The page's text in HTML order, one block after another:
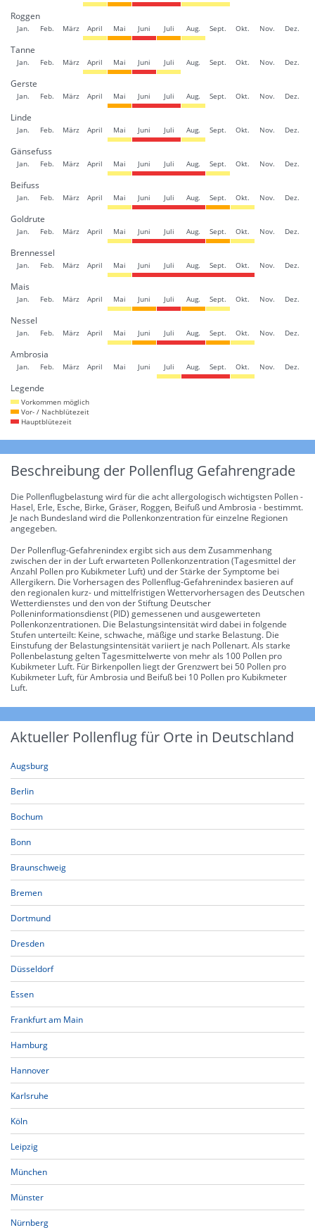
Roggen
Jan. Feb. März April Mai Juni Juli Aug. Sept. Okt. Nov. Dez.
Tanne
Jan. Feb. März April Mai Juni Juli Aug. Sept. Okt. Nov. Dez.
Gerste
Jan. Feb. März April Mai Juni Juli Aug. Sept. Okt. Nov. Dez.
Linde
Jan. Feb. März April Mai Juni Juli Aug. Sept. Okt. Nov. Dez.
Gänsefuss
Jan. Feb. März April Mai Juni Juli Aug. Sept. Okt. Nov. Dez.
Beifuss
Jan. Feb. März April Mai Juni Juli Aug. Sept. Okt. Nov. Dez.
Goldrute
Jan. Feb. März April Mai Juni Juli Aug. Sept. Okt. Nov. Dez.
Brennessel
Jan. Feb. März April Mai Juni Juli Aug. Sept. Okt. Nov. Dez.
Mais
Jan. Feb. März April Mai Juni Juli Aug. Sept. Okt. Nov. Dez.
Nessel
Jan. Feb. März April Mai Juni Juli Aug. Sept. Okt. Nov. Dez.
Ambrosia
Jan. Feb. März April Mai Juni Juli Aug. Sept. Okt. Nov. Dez.
Legende
Vorkommen möglich
Vor- / Nachblütezeit
Hauptblütezeit
Beschreibung der Pollenflug Gefahrengrade
Die Pollenflugbelastung wird für die acht allergologisch wichtigsten Pollen -
Hasel, Erle, Esche, Birke, Gräser, Roggen, Beifuß und Ambrosia - bestimmt.
Je nach Bundesland wird die Pollenkonzentration für einzelne Regionen
angegeben.
Der Pollenflug-Gefahrenindex ergibt sich aus dem Zusammenhang
zwischen der in der Luft erwarteten Pollenkonzentration (Tagesmittel der
Anzahl Pollen pro Kubikmeter Luft) und der Stärke der Symptome bei
Allergikern. Die Vorhersagen des Pollenflug-Gefahrenindex basieren auf
den regionalen kurz- und mittelfristigen Wettervorhersagen des Deutschen
Wetterdienstes und den von der Stiftung Deutscher
Polleninformationsdienst (PID) gemessenen und ausgewerteten
Pollenkonzentrationen. Die Belastungsintensität wird dabei in folgende
Stufen unterteilt: Keine, schwache, mäßige und starke Belastung. Die
Einstufung der Belastungsintensität variiert je nach Pollenart. Als starke
Pollenbelastung gelten Tagesmittelwerte von mehr als 100 Pollen pro
Kubikmeter Luft. Für Birkenpollen liegt der Grenzwert bei 50 Pollen pro
Kubikmeter Luft, für Ambrosia und Beifuß bei 10 Pollen pro Kubikmeter
Luft.
Aktueller Pollenflug für Orte in Deutschland
Augsburg
Berlin
Bochum
Bonn
Braunschweig
Bremen
Dortmund
Dresden
Düsseldorf
Essen
Frankfurt am Main
Hamburg
Hannover
Karlsruhe
Köln
Leipzig
München
Münster
Nürnberg